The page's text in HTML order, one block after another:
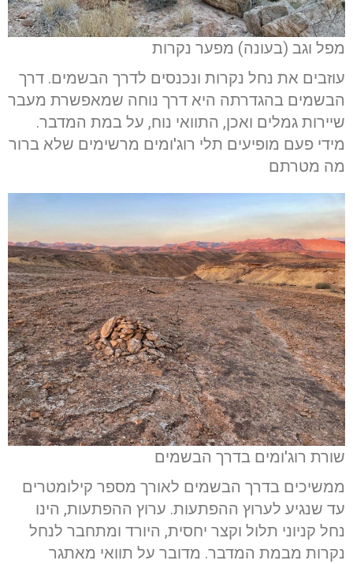
מפל וגב (בעונה) מפער נקרות
עוזבים את נחל נקרות ונכנסים לדרך הבשמים. דרך
הבשמים בהגדרתה היא דרך נוחה שמאפשרת מעבר
שיירות גמלים ואכן, התוואי נוח, על במת המדבר.
מידי פעם מופיעים תלי רוג'ומים מרשימים שלא ברור
מה מטרתם
שורת רוג'ומים בדרך הבשמים
ממשיכים בדרך הבשמים לאורך מספר קילומטרים
עד שנגיע לערוץ ההפתעות. ערוץ ההפתעות, הינו
נחל קניוני תלול וקצר יחסית, היורד ומתחבר לנחל
נקרות מבמת המדבר. מדובר על תוואי מאתגר